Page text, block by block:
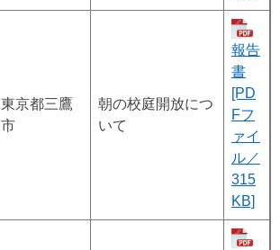
東京都三鷹
市
朝の校庭開放につ
いて
報告
書
[PD
Fフ
ァイ
ル／
315
KB]